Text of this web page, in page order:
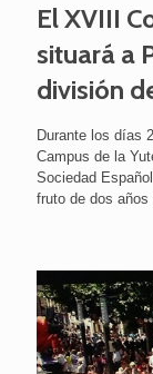
El XVIII
situará a
división
Durante los días
Campus de la
Sociedad
fruto de dos años